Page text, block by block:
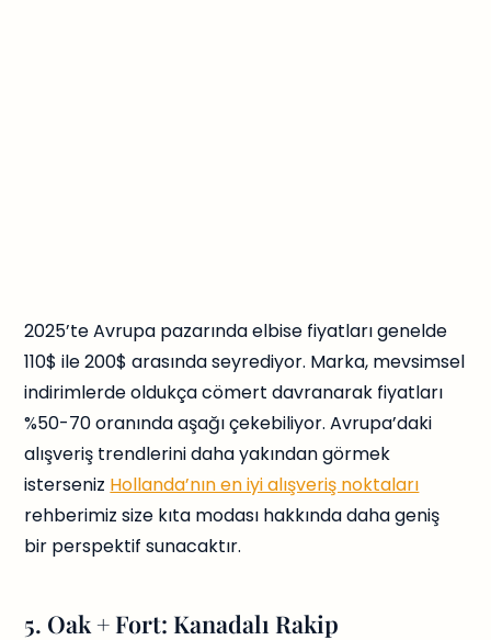
2025’te Avrupa pazarında elbise fiyatları genelde
110$ ile 200$ arasında seyrediyor. Marka, mevsimsel
indirimlerde oldukça cömert davranarak fiyatları
%50-70 oranında aşağı çekebiliyor. Avrupa’daki
alışveriş trendlerini daha yakından görmek
isterseniz Hollanda’nın en iyi alışveriş noktaları
rehberimiz size kıta modası hakkında daha geniş
bir perspektif sunacaktır.
5. Oak + Fort: Kanadalı Rakip